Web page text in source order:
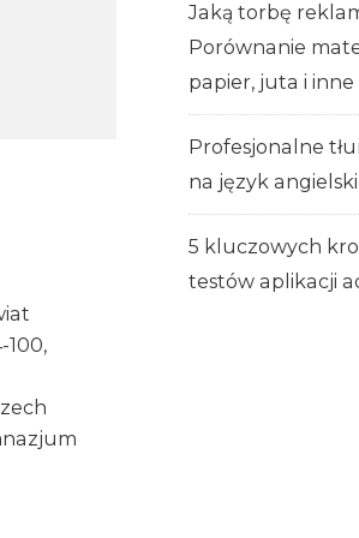
100,
Jaką torbę
Porównanie
papier, juta i inne
Profesjonalne
na język
5 kluczowych
testów aplikacji